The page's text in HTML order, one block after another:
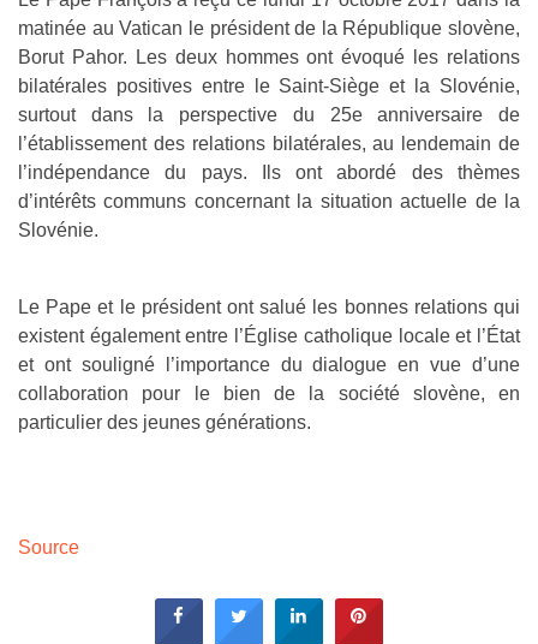
matinée au Vatican le président de la République slovène,
Borut Pahor. Les deux hommes ont évoqué les relations
bilatérales positives entre le Saint-Siège et la Slovénie,
surtout dans la perspective du 25e anniversaire de
l’établissement des relations bilatérales, au lendemain de
l’indépendance du pays. Ils ont abordé des thèmes
d’intérêts communs concernant la situation actuelle de la
Slovénie.
Le Pape et le président ont salué les bonnes relations qui
existent également entre l’Église catholique locale et l’État
et ont souligné l’importance du dialogue en vue d’une
collaboration pour le bien de la société slovène, en
particulier des jeunes générations.
Source